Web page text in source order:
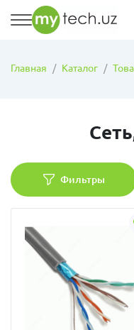
Главная Каталог
Фильтры